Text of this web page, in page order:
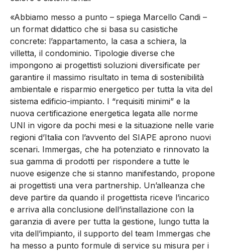
«Abbiamo messo a punto – spiega Marcello Candi –
un format didattico che si basa su casistiche
concrete: l’appartamento, la casa a schiera, la
villetta, il condominio. Tipologie diverse che
impongono ai progettisti soluzioni diversificate per
garantire il massimo risultato in tema di sostenibilità
ambientale e risparmio energetico per tutta la vita del
sistema edificio-impianto. I “requisiti minimi” e la
nuova certificazione energetica legata alle norme
UNI in vigore da pochi mesi e la situazione nelle varie
regioni d’Italia con l’avvento del SIAPE aprono nuovi
scenari. Immergas, che ha potenziato e rinnovato la
sua gamma di prodotti per rispondere a tutte le
nuove esigenze che si stanno manifestando, propone
ai progettisti una vera partnership. Un’alleanza che
deve partire da quando il progettista riceve l’incarico
e arriva alla conclusione dell’installazione con la
garanzia di avere per tutta la gestione, lungo tutta la
vita dell’impianto, il supporto del team Immergas che
ha messo a punto formule di service su misura per i